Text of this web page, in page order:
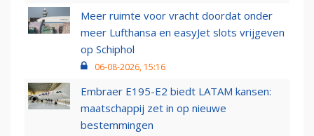
Meer ruimte voor vracht doordat onder
meer Lufthansa en easyJet slots vrijgeven
op Schiphol
06-08-2026, 15:16
Embraer E195-E2 biedt LATAM kansen:
maatschappij zet in op nieuwe
bestemmingen